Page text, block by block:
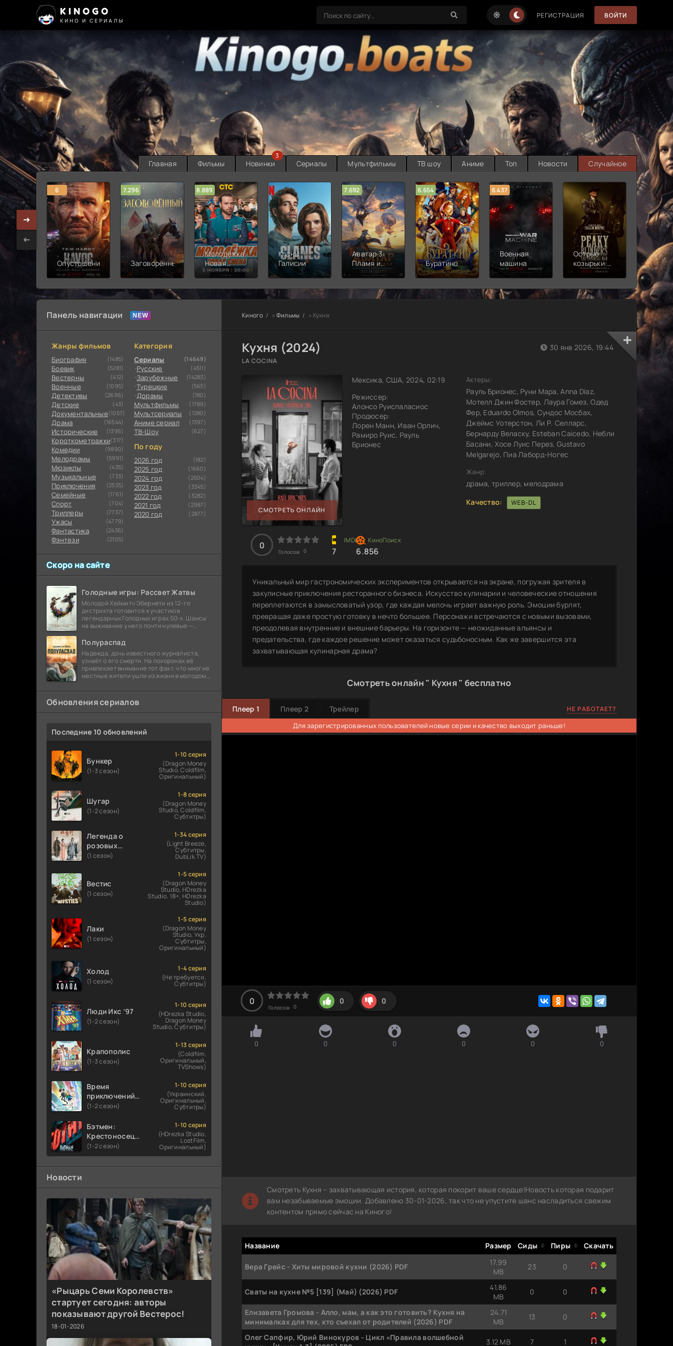
KINOGO
КИНО И СЕРИАЛЫ
РЕГИСТРАЦИЯ ВОЙТИ
Главная Фильмы Новинки
3
Сериалы Мультфильмы ТВ шоу Аниме Топ Новости Случайное
6
Опустошение
7.296
Заговорённый
8.889
Молодёжка:
Новая
смена
Кланы
Галисии
7.692
Аватар 3:
Пламя и
пепел
6.654
Буратино
6.437
Военная
машина
Острые
козырьки:
Бессмертный
7.187
2
Панель навигации
Жанры фильмов
Биография (1485)
Боевик (5281)
Вестерны (412)
Военные (1095)
Детективы (2696)
Детские (43)
Документальные(1057)
Драма (16544)
Исторические (1396)
Короткометражки(317)
Комедии (9890)
Мелодрамы (5991)
Мюзиклы (435)
Музыкальные (733)
Приключения (2535)
Семейные (1761)
Cпорт (704)
Триллеры (7737)
Ужасы (4779)
Фантастика (2436)
Фэнтези (2105)
Категория
Сериалы (14649)
Русские (4511)
Зарубежные (14283)
Турецкие (565)
Дорамы (180)
Мультфильмы (1789)
Мультсериалы (1280)
Аниме сериал (1397)
ТВ-Шоу (627)
По году
2026 год (182)
2025 год (1660)
2024 год (2504)
2023 год (3345)
2022 год (3282)
2021 год (2987)
2020 год (2877)
Скоро на сайте
Голодные игры: Рассвет Жатвы
Молодой Хеймитч Эбернети из 12-го
дистрикта готовится к участию в
легендарных Голодных играх 50-х. Шансы
на выживание у него почти нулевые —
победу еще сорок
Полураспад
Надежда, дочь известного журналиста,
узнаёт о его смерти. На похоронах её
привлекает внимание тот факт, что многие
местные жители ушли из жизни в молодом
бомбы
Обновления сериалов
Последние 10 обновлений
Бункер
(1-3 сезон)
1-10 серия
(Dragon Money
Studio, Coldfilm,
Оригинальный)
Шугар
(1-2 сезон)
1-8 серия
(Dragon Money
Studio, Coldfilm,
Субтитры)
Легенда о
розовых
облаках
(1 сезон)
1-34 серия
(Light Breeze,
Субтитры,
DubLik.TV)
Вестис
(1 сезон)
1-5 серия
(Dragon Money
Studio, HDrezka
Studio. 18+, HDrezka
Studio)
Лаки
(1 сезон)
1-5 серия
(Dragon Money
Studio, Укр.
Субтитры,
Оригинальный)
Холод
(1 сезон)
1-4 серия
(Не требуется,
Субтитры)
Люди Икс ’97
(1-2 сезон)
1-10 серия
(HDrezka Studio,
Dragon Money
Studio, Субтитры)
Крапополис
(1-3 сезон)
1-13 серия
(Coldfilm,
Оригинальный,
TVShows)
Время
приключений:
Фионна и Кейк
(1-2 сезон)
1-10 серия
(Украинский,
Оригинальный,
Субтитры)
Бэтмен:
Крестоносец в
плаще
(1-2 сезон)
1-10 серия
(HDrezka Studio,
LostFilm,
Оригинальный)
Новости
«Рыцарь Семи Королевств»
стартует сегодня: авторы
показывают другой Вестерос!
18-01-2026
Киного » Фильмы » Кухня
Кухня (2024)
LA COCINA
СМОТРЕТЬ ОНЛАЙН
Мексика, США, 2024, 02:19
Режиссер:
Алонсо Руиспаласиос
Продюсер:
Лорен Манн, Иван Орлич,
Рамиро Руис, Рауль
Брионес
30 янв 2026, 19:44
Актеры:
Рауль Брионес, Руни Мара, Anna Díaz,
Мотелл Джин Фостер, Лаура Гомез, Одед
Фер, Eduardo Olmos, Сундос Мосбах,
Джеймс Уотерстон, Ли Р. Селларс,
Бернарду Веласку, Esteban Caicedo, Небли
Басани, Хосе Луис Перез, Gustavo
Melgarejo, Пиа Лаборд-Ногес
Жанр:
драма, триллер, мелодрама
Качество:
WEB-DL
0
Голосов: 0 7 6.856
Уникальный мир гастрономических экспериментов открывается на экране, погружая зрителя в
закулисные приключения ресторанного бизнеса. Искусство кулинарии и человеческие отношения
переплетаются в замысловатый узор, где каждая мелочь играет важную роль. Эмоции бурлят,
превращая даже простую готовку в нечто большее. Персонажи встречаются с новыми вызовами,
преодолевая внутренние и внешние барьеры. На горизонте — неожиданные альянсы и
предательства, где каждое решение может оказаться судьбоносным. Как же завершится эта
захватывающая кулинарная драма?
Смотреть онлайн " Кухня " бесплатно
Плеер 1 Плеер 2 Трейлер НЕ РАБОТАЕТ?
Для зарегистрированных пользователей новые серии и качество выходит раньше!
0
Голосов: 0
0 0
0 0 0 0 0 0
Смотреть Кухня – захватывающая история, которая покорит ваше сердце!Новость которая подарит
вам незабываемые эмоции. Добавлено 30-01-2026, так что не упустите шанс насладиться свежим
контентом прямо сейчас на Киного!
Название Размер Сиды Пиры Скачать
Вера Грейс - Хиты мировой кухни (2026) PDF
17.99
MB
23 0
Сваты на кухне №5 [139] (Май) (2026) PDF
41.86
MB
0 0
Елизавета Громова - Алло, мам, а как это готовить? Кухня на
минималках для тех, кто съехал от родителей (2026) PDF
24.71
MB
13 0
Олег Сапфир, Юрий Винокуров - Цикл «Правила волшебной
3.12 MB 7 1